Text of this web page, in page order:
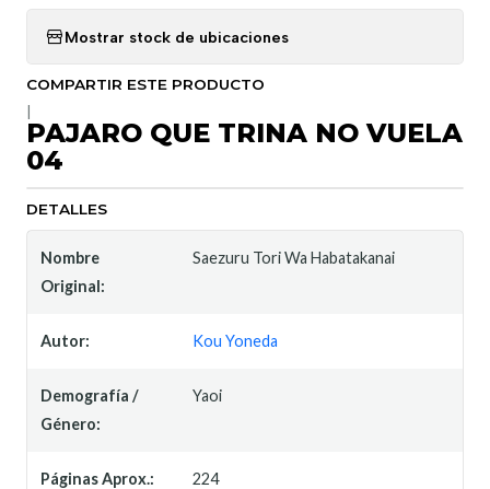
Mostrar stock de ubicaciones
COMPARTIR ESTE PRODUCTO
PAJARO QUE TRINA NO VUELA
04
DETALLES
Nombre
Original:
Saezuru Tori Wa Habatakanai
Autor: Kou Yoneda
Demografía /
Género:
Yaoi
Páginas Aprox.: 224